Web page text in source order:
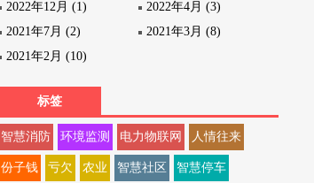
2022年12月 (1)
2022年4月 (3)
2021年7月 (2)
2021年3月 (8)
2021年2月 (10)
标签
智慧消防 环境监测 电力物联网 人情往来
份子钱 亏欠 农业 智慧社区 智慧停车